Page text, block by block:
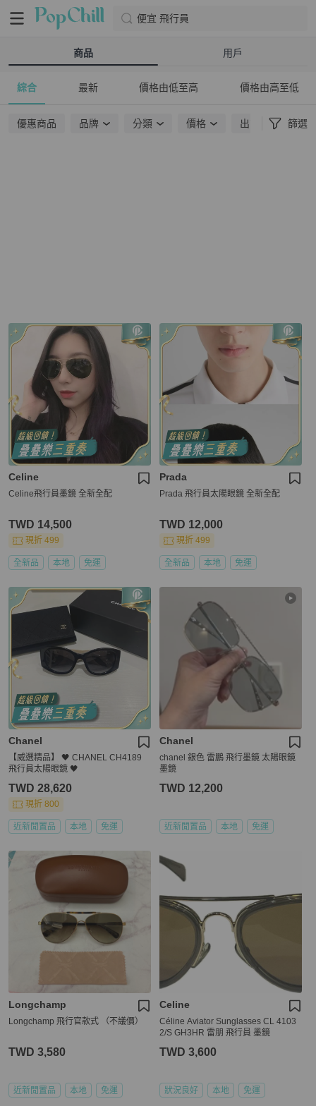
便宜 飛行員
商品 用戶
綜合 最新 價格由低至高 價格由高至低
優惠商品 品牌 分類 價格 出貨地點 篩選
Celine
Celine飛行員墨鏡 全新全配
TWD 14,500
現折 499
全新品 本地 免運
Prada
Prada 飛行員太陽眼鏡 全新全配
TWD 12,000
現折 499
全新品 本地 免運
Chanel
【威選精品】 🖤 CHANEL CH4189
飛行員太陽眼鏡 🖤
TWD 28,620
現折 800
近新閒置品 本地 免運
Chanel
chanel 銀色 雷鵬 飛行墨鏡 太陽眼鏡
墨鏡
TWD 12,200
近新閒置品 本地 免運
Longchamp
Longchamp 飛行官款式 （不議價）
TWD 3,580
近新閒置品 本地 免運
Celine
Céline Aviator Sunglasses CL 4103
2/S GH3HR 雷朋 飛行員 墨鏡
TWD 3,600
狀況良好 本地 免運